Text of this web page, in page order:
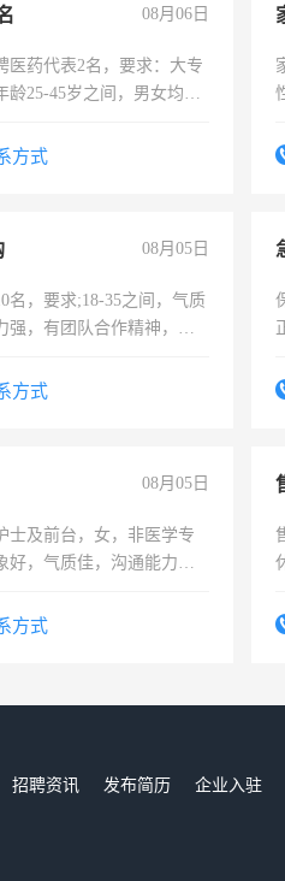
08月06日
医药代表2名，要求：大专
龄25-45岁之间，男女均
资质的优先，底薪+绩效，
方式
08月05日
名，要求;18-35之间，气质
强，有团队合作精神，有
方式
08月05日
士及前台，女，非医学专
好，气质佳，沟通能力
方式
招聘资讯 发布简历 企业入驻